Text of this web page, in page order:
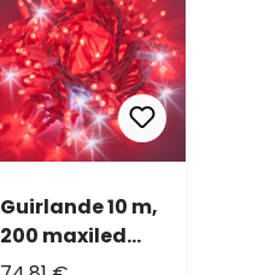
Guirlande 10 m,
200 maxiled
rouge et blanc